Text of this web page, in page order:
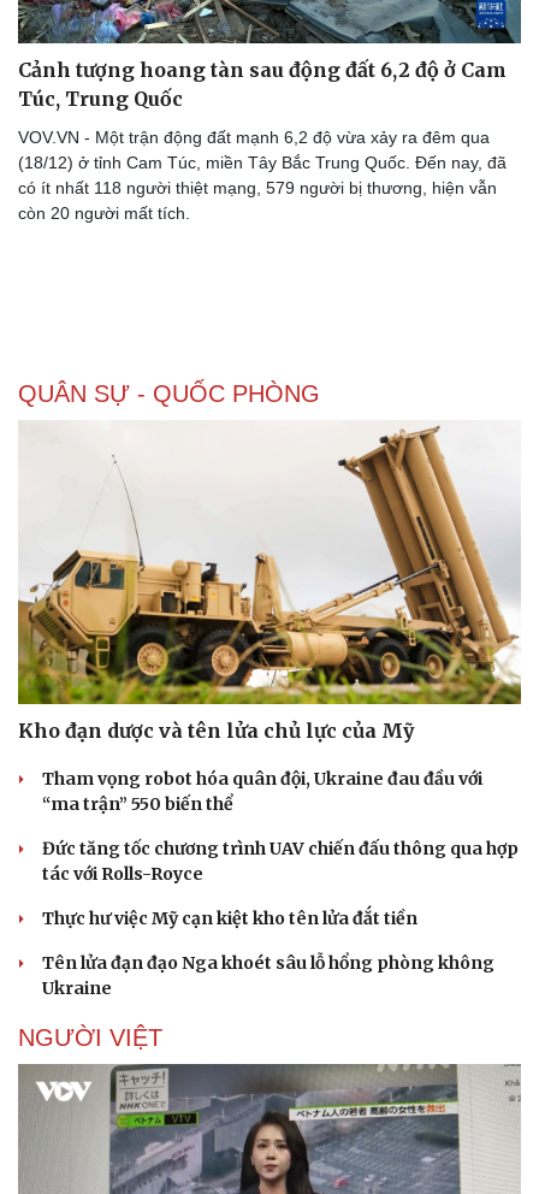
Cảnh tượng hoang tàn sau động đất 6,2 độ ở Cam
Túc, Trung Quốc
VOV.VN - Một trận động đất mạnh 6,2 độ vừa xảy ra đêm qua
(18/12) ở tỉnh Cam Túc, miền Tây Bắc Trung Quốc. Đến nay, đã
có ít nhất 118 người thiệt mạng, 579 người bị thương, hiện vẫn
còn 20 người mất tích.
QUÂN SỰ - QUỐC PHÒNG
Kho đạn dược và tên lửa chủ lực của Mỹ
Tham vọng robot hóa quân đội, Ukraine đau đầu với
“ma trận” 550 biến thể
Đức tăng tốc chương trình UAV chiến đấu thông qua hợp
tác với Rolls-Royce
Thực hư việc Mỹ cạn kiệt kho tên lửa đắt tiền
Tên lửa đạn đạo Nga khoét sâu lỗ hổng phòng không
Ukraine
NGƯỜI VIỆT